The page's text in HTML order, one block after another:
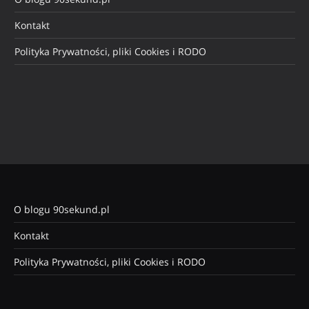
Kontakt
Polityka Prywatności, pliki Cookies i RODO
O blogu 90sekund.pl
Kontakt
Polityka Prywatności, pliki Cookies i RODO